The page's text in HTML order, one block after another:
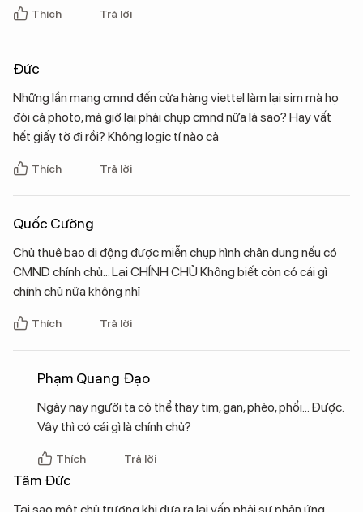
Thích Trả lời
Đức
Những lần mang cmnd đến cửa hàng viettel làm lại sim mà họ
đòi cả photo, mà giờ lại phải chụp cmnd nữa là sao? Hay vất
hết giấy tờ đi rồi? Không logic tí nào cả
Thích Trả lời
Quốc Cường
Chủ thuê bao di động được miễn chụp hình chân dung nếu có
CMND chính chủ... Lại CHÍNH CHỦ Không biết còn có cái gì
chính chủ nữa không nhỉ
Thích Trả lời
Phạm Quang Đạo
Ngày nay người ta có thể thay tim, gan, phèo, phổi... Được.
Vậy thì có cái gì là chính chủ?
Thích Trả lời
Tâm Đức